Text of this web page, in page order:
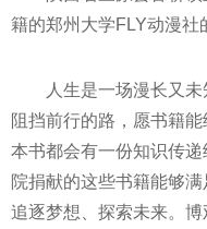
籍的郑州大学FLY动漫社
人生是一场漫长又
阻挡前行的路，愿书籍
本书都会有一份知识传
院捐献的这些书籍能够
追逐梦想、探索未来。